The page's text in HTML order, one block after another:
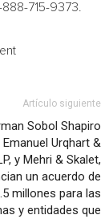
715-9373.
Artículo siguiente
Sobol Shapiro
Emanuel Urqhart &
y Mehri & Skalet,
un acuerdo de
millones para las
y entidades que